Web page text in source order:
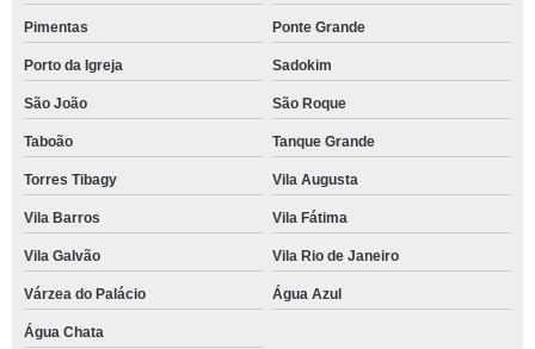
Pimentas Ponte Grande
Porto da Igreja Sadokim
São João São Roque
Taboão Tanque Grande
Torres Tibagy Vila Augusta
Vila Barros Vila Fátima
Vila Galvão Vila Rio de Janeiro
Várzea do Palácio Água Azul
Água Chata